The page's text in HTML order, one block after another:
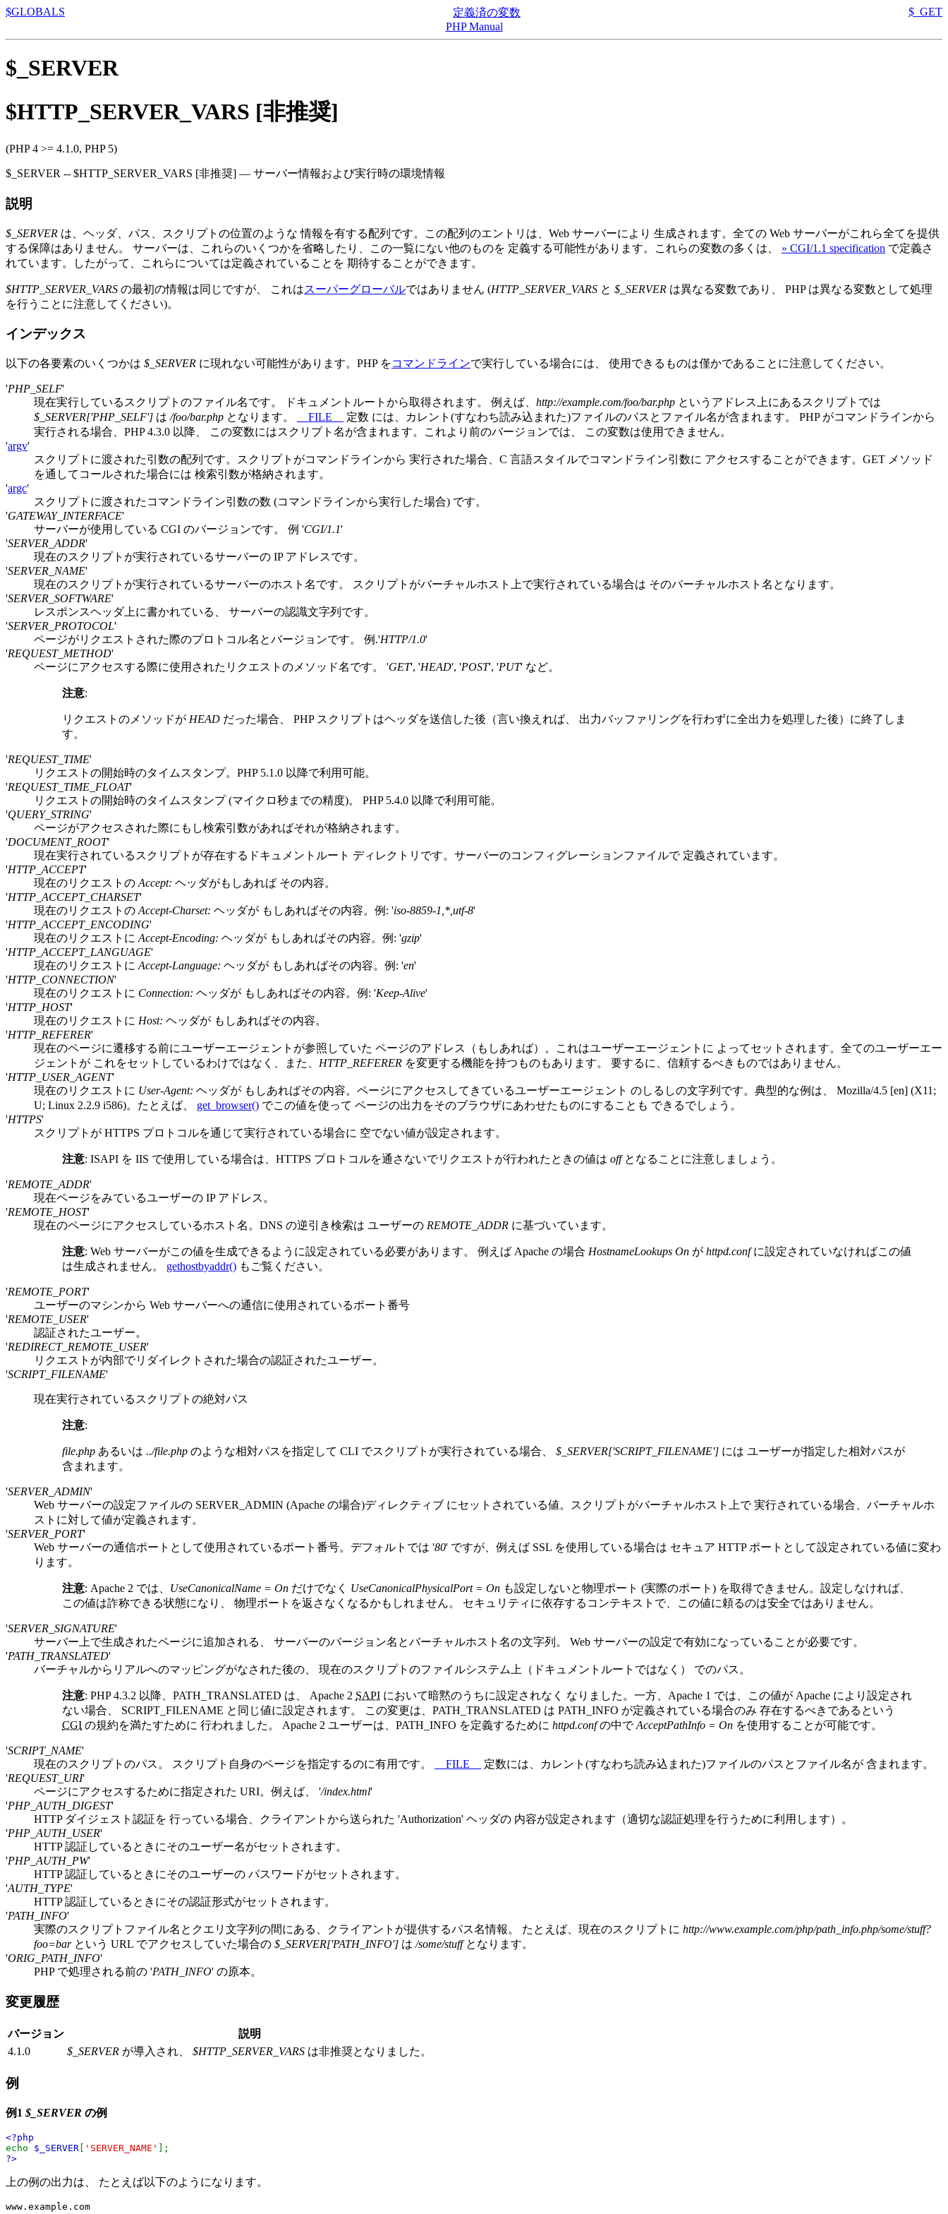
$GLOBALS $_GET
定義済の変数
PHP Manual
$_SERVER
$HTTP_SERVER_VARS [非推奨]
(PHP 4 >= 4.1.0, PHP 5)
$_SERVER -- $HTTP_SERVER_VARS [非推奨] — サーバー情報および実行時の環境情報
説明
$_SERVER は、ヘッダ、パス、スクリプトの位置のような 情報を有する配列です。この配列のエントリは、Web サーバーにより 生成されます。全ての Web サーバーがこれら全てを提供
する保障はありません。 サーバーは、これらのいくつかを省略したり、この一覧にない他のものを 定義する可能性があります。これらの変数の多くは、 » CGI/1.1 specification で定義さ
れています。したがって、これらについては定義されていることを 期待することができます。
$HTTP_SERVER_VARS の最初の情報は同じですが、 これはスーパーグローバルではありません (HTTP_SERVER_VARS と $_SERVER は異なる変数であり、 PHP は異なる変数として処理
を行うことに注意してください)。
インデックス
以下の各要素のいくつかは $_SERVER に現れない可能性があります。PHP をコマンドラインで実行している場合には、 使用できるものは僅かであることに注意してください。
'PHP_SELF'
現在実行しているスクリプトのファイル名です。 ドキュメントルートから取得されます。 例えば、 http://example.com/foo/bar.php というアドレス上にあるスクリプトでは
$_SERVER['PHP_SELF'] は /foo/bar.php となります。 __FILE__ 定数 には、カレント(すなわち読み込まれた)ファイルのパスとファイル名が含まれます。 PHP がコマンドラインから
実行される場合、PHP 4.3.0 以降、 この変数にはスクリプト名が含まれます。これより前のバージョンでは、 この変数は使用できません。
'argv'
スクリプトに渡された引数の配列です。スクリプトがコマンドラインから 実行された場合、C 言語スタイルでコマンドライン引数に アクセスすることができます。GET メソッド
を通してコールされた場合には 検索引数が格納されます。
'argc'
スクリプトに渡されたコマンドライン引数の数 (コマンドラインから実行した場合) です。
'GATEWAY_INTERFACE'
サーバーが使用している CGI のバージョンです。 例 'CGI/1.1'
'SERVER_ADDR'
現在のスクリプトが実行されているサーバーの IP アドレスです。
'SERVER_NAME'
現在のスクリプトが実行されているサーバーのホスト名です。 スクリプトがバーチャルホスト上で実行されている場合は そのバーチャルホスト名となります。
'SERVER_SOFTWARE'
レスポンスヘッダ上に書かれている、 サーバーの認識文字列です。
'SERVER_PROTOCOL'
ページがリクエストされた際のプロトコル名とバージョンです。 例.'HTTP/1.0'
'REQUEST_METHOD'
ページにアクセスする際に使用されたリクエストのメソッド名です。 'GET', 'HEAD', 'POST', 'PUT' など。
注意:
リクエストのメソッドが HEAD だった場合、 PHP スクリプトはヘッダを送信した後（言い換えれば、 出力バッファリングを行わずに全出力を処理した後）に終了しま
す。
'REQUEST_TIME'
リクエストの開始時のタイムスタンプ。PHP 5.1.0 以降で利用可能。
'REQUEST_TIME_FLOAT'
リクエストの開始時のタイムスタンプ (マイクロ秒までの精度)。 PHP 5.4.0 以降で利用可能。
'QUERY_STRING'
ページがアクセスされた際にもし検索引数があればそれが格納されます。
'DOCUMENT_ROOT'
現在実行されているスクリプトが存在するドキュメントルート ディレクトリです。サーバーのコンフィグレーションファイルで 定義されています。
'HTTP_ACCEPT'
現在のリクエストの Accept: ヘッダがもしあれば その内容。
'HTTP_ACCEPT_CHARSET'
現在のリクエストの Accept-Charset: ヘッダが もしあればその内容。例: 'iso-8859-1,*,utf-8'
'HTTP_ACCEPT_ENCODING'
現在のリクエストに Accept-Encoding: ヘッダが もしあればその内容。例: 'gzip'
'HTTP_ACCEPT_LANGUAGE'
現在のリクエストに Accept-Language: ヘッダが もしあればその内容。例: 'en'
'HTTP_CONNECTION'
現在のリクエストに Connection: ヘッダが もしあればその内容。例: 'Keep-Alive'
'HTTP_HOST'
現在のリクエストに Host: ヘッダが もしあればその内容。
'HTTP_REFERER'
現在のページに遷移する前にユーザーエージェントが参照していた ページのアドレス（もしあれば）。これはユーザーエージェントに よってセットされます。全てのユーザーエー
ジェントが これをセットしているわけではなく、また、 HTTP_REFERER を変更する機能を持つものもあります。 要するに、信頼するべきものではありません。
'HTTP_USER_AGENT'
現在のリクエストに User-Agent: ヘッダが もしあればその内容。ページにアクセスしてきているユーザーエージェント のしるしの文字列です。典型的な例は、 Mozilla/4.5 [en] (X11;
U; Linux 2.2.9 i586)。たとえば、 get_browser() でこの値を使って ページの出力をそのブラウザにあわせたものにすることも できるでしょう。
'HTTPS'
スクリプトが HTTPS プロトコルを通じて実行されている場合に 空でない値が設定されます。
注意: ISAPI を IIS で使用している場合は、HTTPS プロトコルを通さないでリクエストが行われたときの値は offとなることに注意しましょう。
'REMOTE_ADDR'
現在ページをみているユーザーの IP アドレス。
'REMOTE_HOST'
現在のページにアクセスしているホスト名。DNS の逆引き検索は ユーザーの REMOTE_ADDR に基づいています。
注意: Web サーバーがこの値を生成できるように設定されている必要があります。 例えば Apache の場合 HostnameLookups On が httpd.confに設定されていなければこの値
は生成されません。 gethostbyaddr() もご覧ください。
'REMOTE_PORT'
ユーザーのマシンから Web サーバーへの通信に使用されているポート番号
'REMOTE_USER'
認証されたユーザー。
'REDIRECT_REMOTE_USER'
リクエストが内部でリダイレクトされた場合の認証されたユーザー。
'SCRIPT_FILENAME'
現在実行されているスクリプトの絶対パス
注意:
file.php あるいは ../file.php のような相対パスを指定して CLI でスクリプトが実行されている場合、 $_SERVER['SCRIPT_FILENAME'] には ユーザーが指定した相対パスが
含まれます。
'SERVER_ADMIN'
Web サーバーの設定ファイルの SERVER_ADMIN (Apache の場合)ディレクティブ にセットされている値。スクリプトがバーチャルホスト上で 実行されている場合、バーチャルホ
ストに対して値が定義されます。
'SERVER_PORT'
Web サーバーの通信ポートとして使用されているポート番号。デフォルトでは '80' ですが、例えば SSL を使用している場合は セキュア HTTP ポートとして設定されている値に変わ
ります。
注意: Apache 2 では、 UseCanonicalName = On だけでなく UseCanonicalPhysicalPort = On も設定しないと物理ポート (実際のポート) を取得できません。設定しなければ、
この値は詐称できる状態になり、 物理ポートを返さなくなるかもしれません。 セキュリティに依存するコンテキストで、この値に頼るのは安全ではありません。
'SERVER_SIGNATURE'
サーバー上で生成されたページに追加される、 サーバーのバージョン名とバーチャルホスト名の文字列。 Web サーバーの設定で有効になっていることが必要です。
'PATH_TRANSLATED'
バーチャルからリアルへのマッピングがなされた後の、 現在のスクリプトのファイルシステム上（ドキュメントルートではなく） でのパス。
注意: PHP 4.3.2 以降、 PATH_TRANSLATED は、 Apache 2 SAPI において暗黙のうちに設定されなく なりました。一方、Apache 1 では、この値が Apache により設定され
ない場合、 SCRIPT_FILENAME と同じ値に設定されます。 この変更は、 PATH_TRANSLATED は PATH_INFO が定義されている場合のみ 存在するべきであるという
CGI の規約を満たすために 行われました。 Apache 2 ユーザーは、 PATH_INFO を定義するために httpd.confの中でAcceptPathInfo = On を使用することが可能です。
'SCRIPT_NAME'
現在のスクリプトのパス。 スクリプト自身のページを指定するのに有用です。
__FILE__
定数には、カレント(すなわち読み込まれた)ファイルのパスとファイル名が 含まれます。
'REQUEST_URI'
ページにアクセスするために指定された URI。例えば、 '/index.html'
'PHP_AUTH_DIGEST'
HTTP ダイジェスト認証を 行っている場合、クライアントから送られた 'Authorization' ヘッダの 内容が設定されます（適切な認証処理を行うために利用します）。
'PHP_AUTH_USER'
HTTP 認証しているときにそのユーザー名がセットされます。
'PHP_AUTH_PW'
HTTP 認証しているときにそのユーザーの パスワードがセットされます。
'AUTH_TYPE'
HTTP 認証しているときにその認証形式がセットされます。
'PATH_INFO'
実際のスクリプトファイル名とクエリ文字列の間にある、クライアントが提供するパス名情報。 たとえば、現在のスクリプトに http://www.example.com/php/path_info.php/some/stuff?
foo=barという URL でアクセスしていた場合の $_SERVER['PATH_INFO'] は /some/stuffとなります。
'ORIG_PATH_INFO'
PHP で処理される前の 'PATH_INFO' の原本。
変更履歴
バージョン
説明
4.1.0
$_SERVER が導入され、 $HTTP_SERVER_VARS は非推奨となりました。
例
例1 $_SERVER の例
<?php
echo $_SERVER 'SERVER_NAME'
];
?>
上の例の出力は、 たとえば以下のようになります。